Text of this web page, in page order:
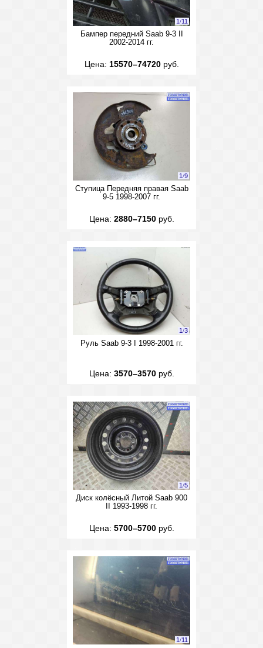
1/11
Бампер передний Saab 9-3 II
2002-2014 гг.
Цена: 15570–74720руб.
1/9
Ступица Передняя правая Saab
9-5 1998-2007 гг.
Цена: 2880–7150руб.
1/3
Руль Saab 9-3 I 1998-2001 гг.
Цена: 3570–3570руб.
1/5
Диск колёсный Литой Saab 900
II 1993-1998 гг.
Цена: 5700–5700руб.
1/11